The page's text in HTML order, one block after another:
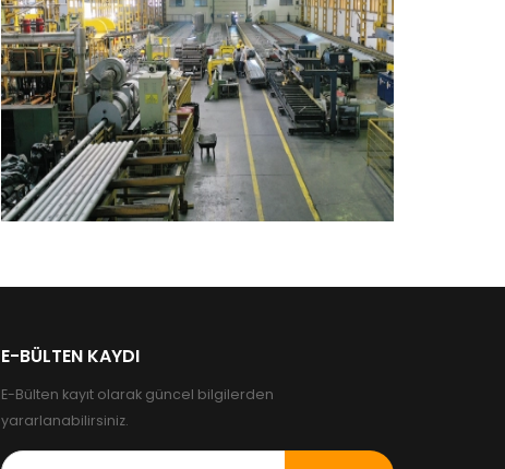
Çankaya / Ankara
E-BÜLTEN KAYDI
E-Bülten kayıt olarak güncel bilgilerden
yararlanabilirsiniz.